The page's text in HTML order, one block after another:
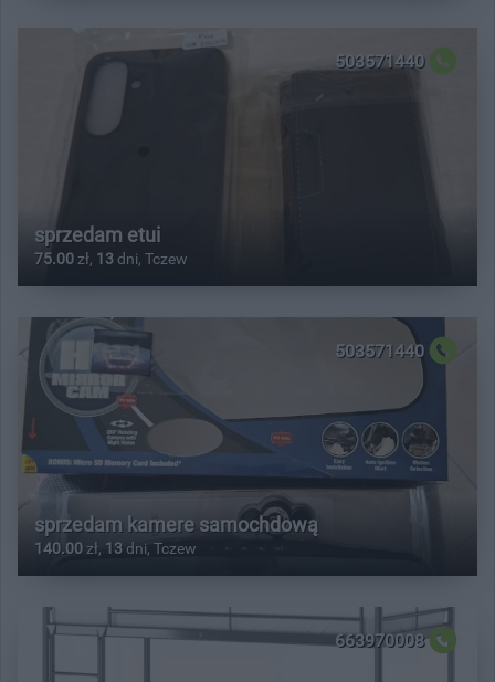
503571440
sprzedam etui
75.00 zł, 13 dni, Tczew
503571440
sprzedam kamere samochdową
140.00 zł, 13 dni, Tczew
663970008